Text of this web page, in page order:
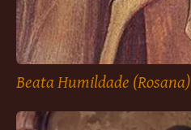
Beata Humildade (Rosana)